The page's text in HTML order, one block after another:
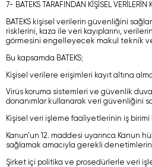
7- BATEKS TARAFINDAN KİŞİSEL VERİLERİN
BATEKS kişisel verilerin güvenliğini
risklerini, kaza ile veri kayıplarını,
görmesini engelleyecek makul teknik
Bu kapsamda BATEKS;
Kişisel verilere erişimleri kayıt altına
Virüs koruma sistemleri ve güvenlik
donanımlar kullanarak veri güvenliğini
Kişisel veri işleme faaliyetlerinin iş
Kanun’un 12. maddesi uyarınca Kanun
sağlamak amacıyla gerekli denetimlerin
Şirket içi politika ve prosedürlerle veri